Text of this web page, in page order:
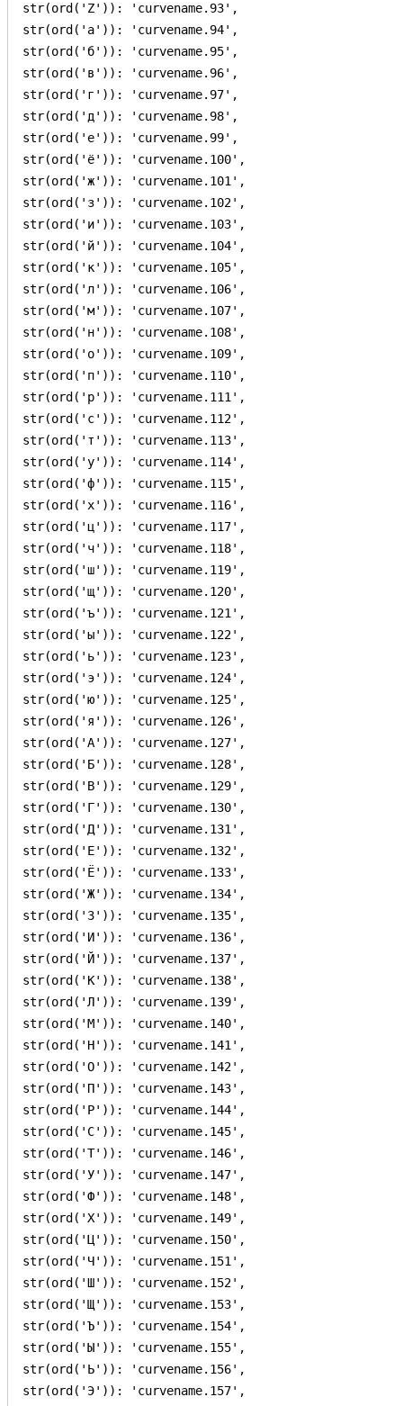
str(ord('Z')): 'curvename.93',
str(ord('а')): 'curvename.94',
str(ord('б')): 'curvename.95',
str(ord('в')): 'curvename.96',
str(ord('г')): 'curvename.97',
str(ord('д')): 'curvename.98',
str(ord('е')): 'curvename.99',
str(ord('ё')): 'curvename.100',
str(ord('ж')): 'curvename.101',
str(ord('з')): 'curvename.102',
str(ord('и')): 'curvename.103',
str(ord('й')): 'curvename.104',
str(ord('к')): 'curvename.105',
str(ord('л')): 'curvename.106',
str(ord('м')): 'curvename.107',
str(ord('н')): 'curvename.108',
str(ord('о')): 'curvename.109',
str(ord('п')): 'curvename.110',
str(ord('р')): 'curvename.111',
str(ord('с')): 'curvename.112',
str(ord('т')): 'curvename.113',
str(ord('у')): 'curvename.114',
str(ord('ф')): 'curvename.115',
str(ord('х')): 'curvename.116',
str(ord('ц')): 'curvename.117',
str(ord('ч')): 'curvename.118',
str(ord('ш')): 'curvename.119',
str(ord('щ')): 'curvename.120',
str(ord('ъ')): 'curvename.121',
str(ord('ы')): 'curvename.122',
str(ord('ь')): 'curvename.123',
str(ord('э')): 'curvename.124',
str(ord('ю')): 'curvename.125',
str(ord('я')): 'curvename.126',
str(ord('А')): 'curvename.127',
str(ord('Б')): 'curvename.128',
str(ord('В')): 'curvename.129',
str(ord('Г')): 'curvename.130',
str(ord('Д')): 'curvename.131',
str(ord('Е')): 'curvename.132',
str(ord('Ё')): 'curvename.133',
str(ord('Ж')): 'curvename.134',
str(ord('З')): 'curvename.135',
str(ord('И')): 'curvename.136',
str(ord('Й')): 'curvename.137',
str(ord('К')): 'curvename.138',
str(ord('Л')): 'curvename.139',
str(ord('М')): 'curvename.140',
str(ord('Н')): 'curvename.141',
str(ord('О')): 'curvename.142',
str(ord('П')): 'curvename.143',
str(ord('Р')): 'curvename.144',
str(ord('С')): 'curvename.145',
str(ord('Т')): 'curvename.146',
str(ord('У')): 'curvename.147',
str(ord('Ф')): 'curvename.148',
str(ord('Х')): 'curvename.149',
str(ord('Ц')): 'curvename.150',
str(ord('Ч')): 'curvename.151',
str(ord('Ш')): 'curvename.152',
str(ord('Щ')): 'curvename.153',
str(ord('Ъ')): 'curvename.154',
str(ord('Ы')): 'curvename.155',
str(ord('Ь')): 'curvename.156',
str(ord('Э')): 'curvename.157',